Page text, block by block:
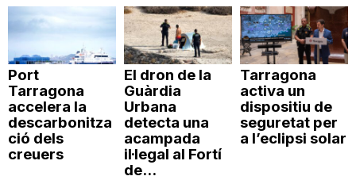
Port
Tarragona
accelera la
descarbonitza
ció dels
creuers
El dron de la
Guàrdia
Urbana
detecta una
acampada
il·legal al Fortí
de...
Tarragona
activa un
dispositiu de
seguretat per
a l’eclipsi solar